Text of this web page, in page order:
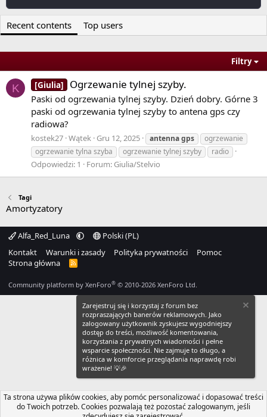
Recent contents Top users
Filtry
K [Giulia] Ogrzewanie tylnej szyby.
Paski od ogrzewania tylnej szyby. Dzień dobry. Górne 3
paski od ogrzewania tylnej szyby to antena gps czy
radiowa?
kostek27 Wątek Gru 12, 2025 antennagps
ogrzewanie
ogrzewanie tylna szyba
ogrzewanie tylnej szyby radio
Odpowiedzi: 1 Forum: Giulia/Stelvio
Tagi
Amortyzatory
Alfa_Red_Luna
Polski (PL)
Kontakt
Warunki i zasady Polityka prywatności
Pomoc
Strona główna
R
Community platform by XenForo® © 2010-2026 XenForo Ltd.
Zarejestruj się i korzystaj z forum bez
rozpraszających banerów reklamowych. Jako
zalogowany użytkownik zyskujesz wygodniejszy
dostęp do treści, możliwość komentowania,
korzystania z prywatnych wiadomości i pełne
wsparcie społeczności. Nie zajmuje to długo, a
różnica w komforcie przeglądania naprawdę robi
wrażenie! 💡🎉
Ta strona używa plików cookies, aby pomóc personalizować i dopasować treści
do Twoich potrzeb. Cookies pozwalają też pozostać zalogowanym, jeśli